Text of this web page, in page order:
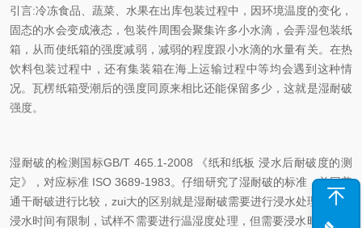
引言:冷冻食品、蔬菜、水果在出库包装过程中，因环境温度的变化，
固态的水会变成液态，包装件周围会聚集许多小水滴，会弄湿包装纸
箱，从而使纸箱的强度减弱，减弱的程度跟小水滴的水量有关。在热
饮料包装过程中，还有集装箱在海上运输过程中等均会遇到这种情
况。瓦楞纸箱受潮后的强度同原来相比还能保留多少，这就是湿耐破
强度。
湿耐破的检测国标GB/T 465.1-2008 《纸和纸板 浸水后耐破度的测
定》，对应标准 ISO 3689-1983。仔细研究了湿耐破的标准，并同普
通干耐破进行比较，zui大的区别就是湿耐破需要进行浸水处理，并且
浸水时间有限制，试样不需要进行温湿度处理，但需要浸水时需要恒